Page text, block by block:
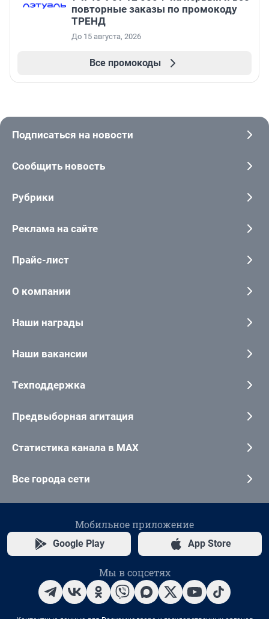
повторные заказы по промокоду
ТРЕНД
До 15 августа, 2026
Все промокоды
Подписаться на новости
Сообщить новость
Рубрики
Реклама на сайте
Прайс-лист
О компании
Наши награды
Наши вакансии
Техподдержка
Предвыборная агитация
Статистика канала в MAX
Все города сети
Мобильное приложение
Google Play App Store
Мы в соцсетях